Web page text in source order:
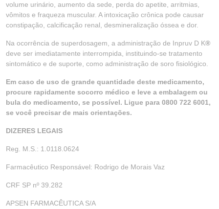
volume urinário, aumento da sede, perda do apetite, arritmias,
vômitos e fraqueza muscular. A intoxicação crônica pode causar
constipação, calcificação renal, desmineralização óssea e dor.
Na ocorrência de superdosagem, a administração de Inpruv D K®
deve ser imediatamente interrompida, instituindo-se tratamento
sintomático e de suporte, como administração de soro fisiológico.
Em caso de uso de grande quantidade deste medicamento,
procure rapidamente socorro médico e leve a embalagem ou
bula do medicamento, se possível. Ligue para 0800 722 6001,
se você precisar de mais orientações.
DIZERES LEGAIS
Reg. M.S.: 1.0118.0624
Farmacêutico Responsável: Rodrigo de Morais Vaz
CRF SP nº 39.282
APSEN FARMACÊUTICA S/A